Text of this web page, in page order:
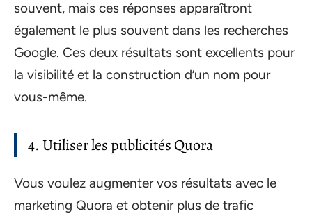
souvent, mais ces réponses apparaîtront
également le plus souvent dans les recherches
Google. Ces deux résultats sont excellents pour
la visibilité et la construction d’un nom pour
vous-même.
4. Utiliser les publicités Quora
Vous voulez augmenter vos résultats avec le
marketing Quora et obtenir plus de trafic